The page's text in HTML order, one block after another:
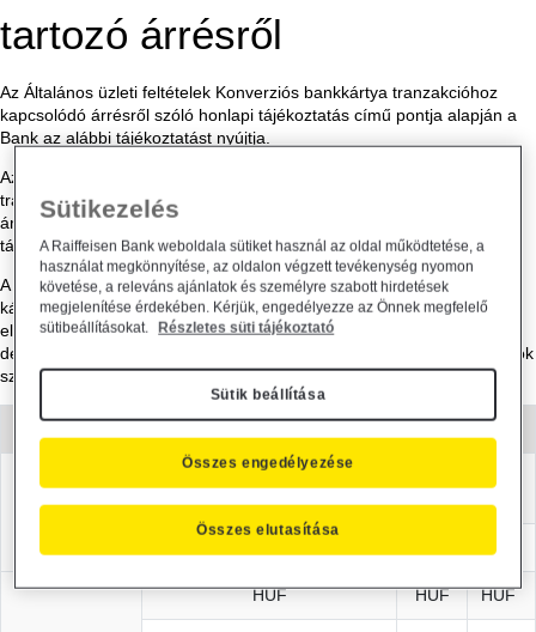
tartozó árrésről
Az Általános üzleti feltételek Konverziós bankkártya tranzakcióhoz
kapcsolódó árrésről szóló honlapi tájékoztatás című pontja alapján a
Bank az alábbi tájékoztatást nyújtja.
Az árrésről szóló tájékoztatás alapján az Ügyfelek a bankkártya
tranzakciót megelőzően tájékozódhatnak a banki árfolyam és az EKB
árfolyam közötti eltérést mutató árrésről, amit a Bank a lenti
táblázatokban tesz közzé.
A tranzakció helye és a tranzakció devizaneme meghatározza a
kártyatársaság által alkalmazott elszámolási devizanemet. Ezen
elszámolási devizanem és a bankkártyához tartozó számla
devizaneme alapján kereshető ki az aktuális árrés az alábbi táblázatok
szerint.
Tranzakció
Tranzakció devizaneme
MC
HUF HUF HUF
Sütikezelés
A Raiffeisen Bank weboldala sütiket használ az oldal működtetése, a
használat megkönnyítése, az oldalon végzett tevékenység nyomon
követése, a releváns ajánlatok és személyre szabott hirdetések
megjelenítése érdekében. Kérjük, engedélyezze az Önnek megfelelő
sütibeállításokat.
Részletes süti tájékoztató
Sütik beállítása
Összes elutasítása
Összes engedélyezése